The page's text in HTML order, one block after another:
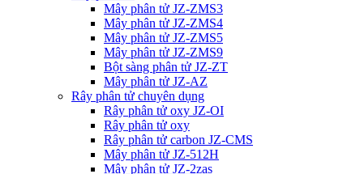
Mây phân tử JZ-ZMS3
Mây phân tử JZ-ZMS4
Mây phân tử JZ-ZMS5
Mây phân tử JZ-ZMS9
Bột sàng phân tử JZ-ZT
Mây phân tử JZ-AZ
Rây phân tử chuyên dụng
Rây phân tử oxy JZ-OI
Rây phân tử oxy
Rây phân tử carbon JZ-CMS
Mây phân tử JZ-512H
Mây phân tử JZ-2zas